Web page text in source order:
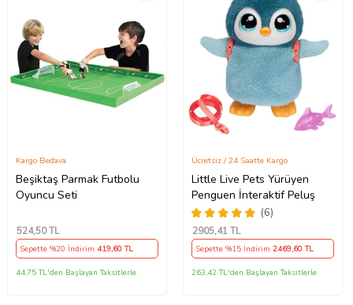
Beşiktaş Parmak Futbolu
Oyuncu Seti
Kargo Bedava
524,50 TL
Sepette %20 İndirim 419,60 TL
44,75 TL'den Başlayan Taksitlerle
Little Live Pets Yürüyen
Penguen İnteraktif Peluş
(6)
Ücretsiz / 24 Saatte Kargo
2905,41 TL
Sepette %15 İndirim2469,60 TL
263,42 TL'den Başlayan Taksitlerle